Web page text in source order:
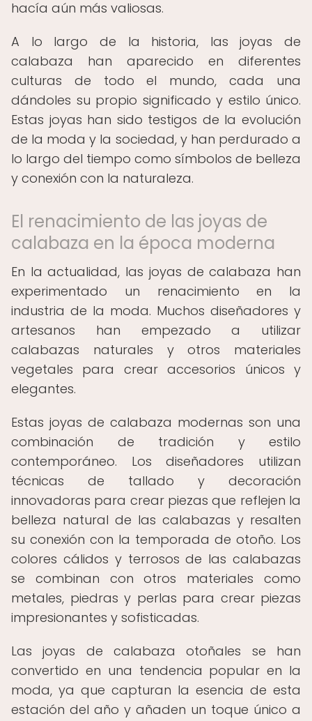
hacía aún más valiosas.
A lo largo de la historia, las joyas de
calabaza han aparecido en diferentes
culturas de todo el mundo, cada una
dándoles su propio significado y estilo único.
Estas joyas han sido testigos de la evolución
de la moda y la sociedad, y han perdurado a
lo largo del tiempo como símbolos de belleza
y conexión con la naturaleza.
El renacimiento de las joyas de
calabaza en la época moderna
En la actualidad, las joyas de calabaza han
experimentado un renacimiento en la
industria de la moda. Muchos diseñadores y
artesanos han empezado a utilizar
calabazas naturales y otros materiales
vegetales para crear accesorios únicos y
elegantes.
Estas joyas de calabaza modernas son una
combinación de tradición y estilo
contemporáneo. Los diseñadores utilizan
técnicas de tallado y decoración
innovadoras para crear piezas que reflejen la
belleza natural de las calabazas y resalten
su conexión con la temporada de otoño. Los
colores cálidos y terrosos de las calabazas
se combinan con otros materiales como
metales, piedras y perlas para crear piezas
impresionantes y sofisticadas.
Las joyas de calabaza otoñales se han
convertido en una tendencia popular en la
moda, ya que capturan la esencia de esta
estación del año y añaden un toque único a